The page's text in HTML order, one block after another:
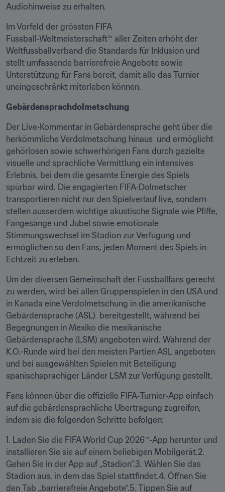
Audiohinweise zu erhalten.
Im Vorfeld der grössten FIFA
Fussball‑Weltmeisterschaft™ aller Zeiten erhöht der
Weltfussballverband die Standards für Inklusion und
stellt umfassende barrierefreie Angebote sowie
Unterstützung für Fans bereit, damit alle das Turnier
uneingeschränkt miterleben können.
Gebärdensprachdolmetschung
Der Live‑Kommentar in Gebärdensprache geht über die
herkömmliche Verdolmetschung hinaus  und ermöglicht
gehörlosen sowie schwerhörigen Fans durch gezielte
visuelle und sprachliche Vermittlung ein intensives
Erlebnis, bei dem die gesamte Energie des Spiels
spürbar wird. Die engagierten FIFA‑Dolmetscher
transportieren nicht nur den Spielverlauf live, sondern
stellen ausserdem wichtige akustische Signale wie Pfiffe,
Fangesänge und Jubel sowie emotionale
Stimmungswechsel im Stadion zur Verfügung und
ermöglichen so den Fans, jeden Moment des Spiels in
Echtzeit zu erleben.
Um der diversen Gemeinschaft der Fussballfans gerecht
zu werden, wird bei allen Gruppenspielen in den USA und
in Kanada eine Verdolmetschung in die amerikanische
Gebärdensprache (ASL)  bereitgestellt, während bei
Begegnungen in Mexiko die mexikanische
Gebärdensprache (LSM) angeboten wird. Während der
K.O.-Runde wird bei den meisten Partien ASL angeboten
und bei ausgewählten Spielen mit Beteiligung
spanischsprachiger Länder LSM zur Verfügung gestellt.
Fans können über die offizielle FIFA‑Turnier‑App einfach
auf die gebärdensprachliche Übertragung zugreifen,
indem sie die folgenden Schritte befolgen:
1. Laden Sie die FIFA World Cup 2026™‑App herunter und
installieren Sie sie auf einem beliebigen Mobilgerät.2.
Gehen Sie in der App auf „Stadion“.3. Wählen Sie das
Stadion aus, in dem das Spiel stattfindet.4. Öffnen Sie
den Tab „barrierefreie Angebote“.5. Tippen Sie auf